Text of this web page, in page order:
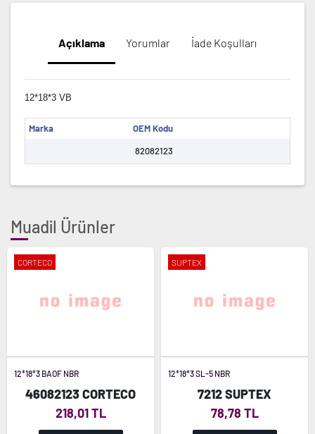
Açıklama Yorumlar İade Koşulları
12*18*3 VB
Marka
OEM Kodu
82082123
Muadil Ürünler
CORTECO
12*18*3 BAOF NBR
46082123 CORTECO
218,01 TL
SUPTEX
12*18*3 SL-5 NBR
7212 SUPTEX
78,78 TL